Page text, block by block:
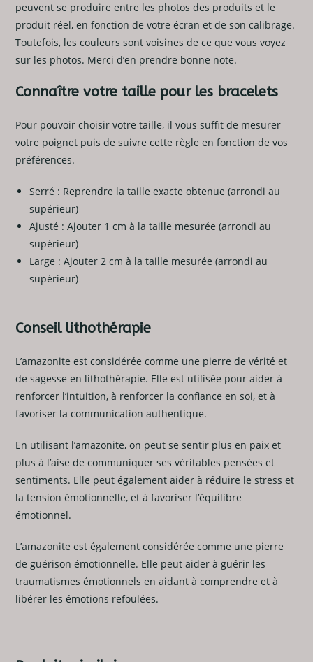
peuvent se produire entre les photos des produits et le
produit réel, en fonction de votre écran et de son calibrage.
Toutefois, les couleurs sont voisines de ce que vous voyez
sur les photos. Merci d’en prendre bonne note.
Connaître votre taille pour les bracelets
Pour pouvoir choisir votre taille, il vous suffit de mesurer
votre poignet puis de suivre cette règle en fonction de vos
préférences.
Serré : Reprendre la taille exacte obtenue (arrondi au
supérieur)
Ajusté : Ajouter 1 cm à la taille mesurée (arrondi au
supérieur)
Large : Ajouter 2 cm à la taille mesurée (arrondi au
supérieur)
Conseil lithothérapie
L’amazonite est considérée comme une pierre de vérité et
de sagesse en lithothérapie. Elle est utilisée pour aider à
renforcer l’intuition, à renforcer la confiance en soi, et à
favoriser la communication authentique.
En utilisant l’amazonite, on peut se sentir plus en paix et
plus à l’aise de communiquer ses véritables pensées et
sentiments. Elle peut également aider à réduire le stress et
la tension émotionnelle, et à favoriser l’équilibre
émotionnel.
L’amazonite est également considérée comme une pierre
de guérison émotionnelle. Elle peut aider à guérir les
traumatismes émotionnels en aidant à comprendre et à
libérer les émotions refoulées.